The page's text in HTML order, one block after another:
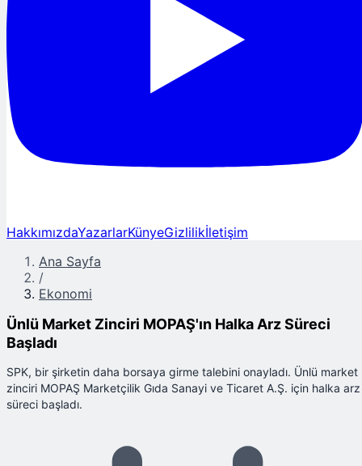
HakkımızdaYazarlarKünyeGizlilikİletişim
Ana Sayfa
/
Ekonomi
Ünlü Market Zinciri MOPAŞ'ın Halka Arz Süreci
Başladı
SPK, bir şirketin daha borsaya girme talebini onayladı. Ünlü market
zinciri MOPAŞ Marketçilik Gıda Sanayi ve Ticaret A.Ş. için halka arz
süreci başladı.